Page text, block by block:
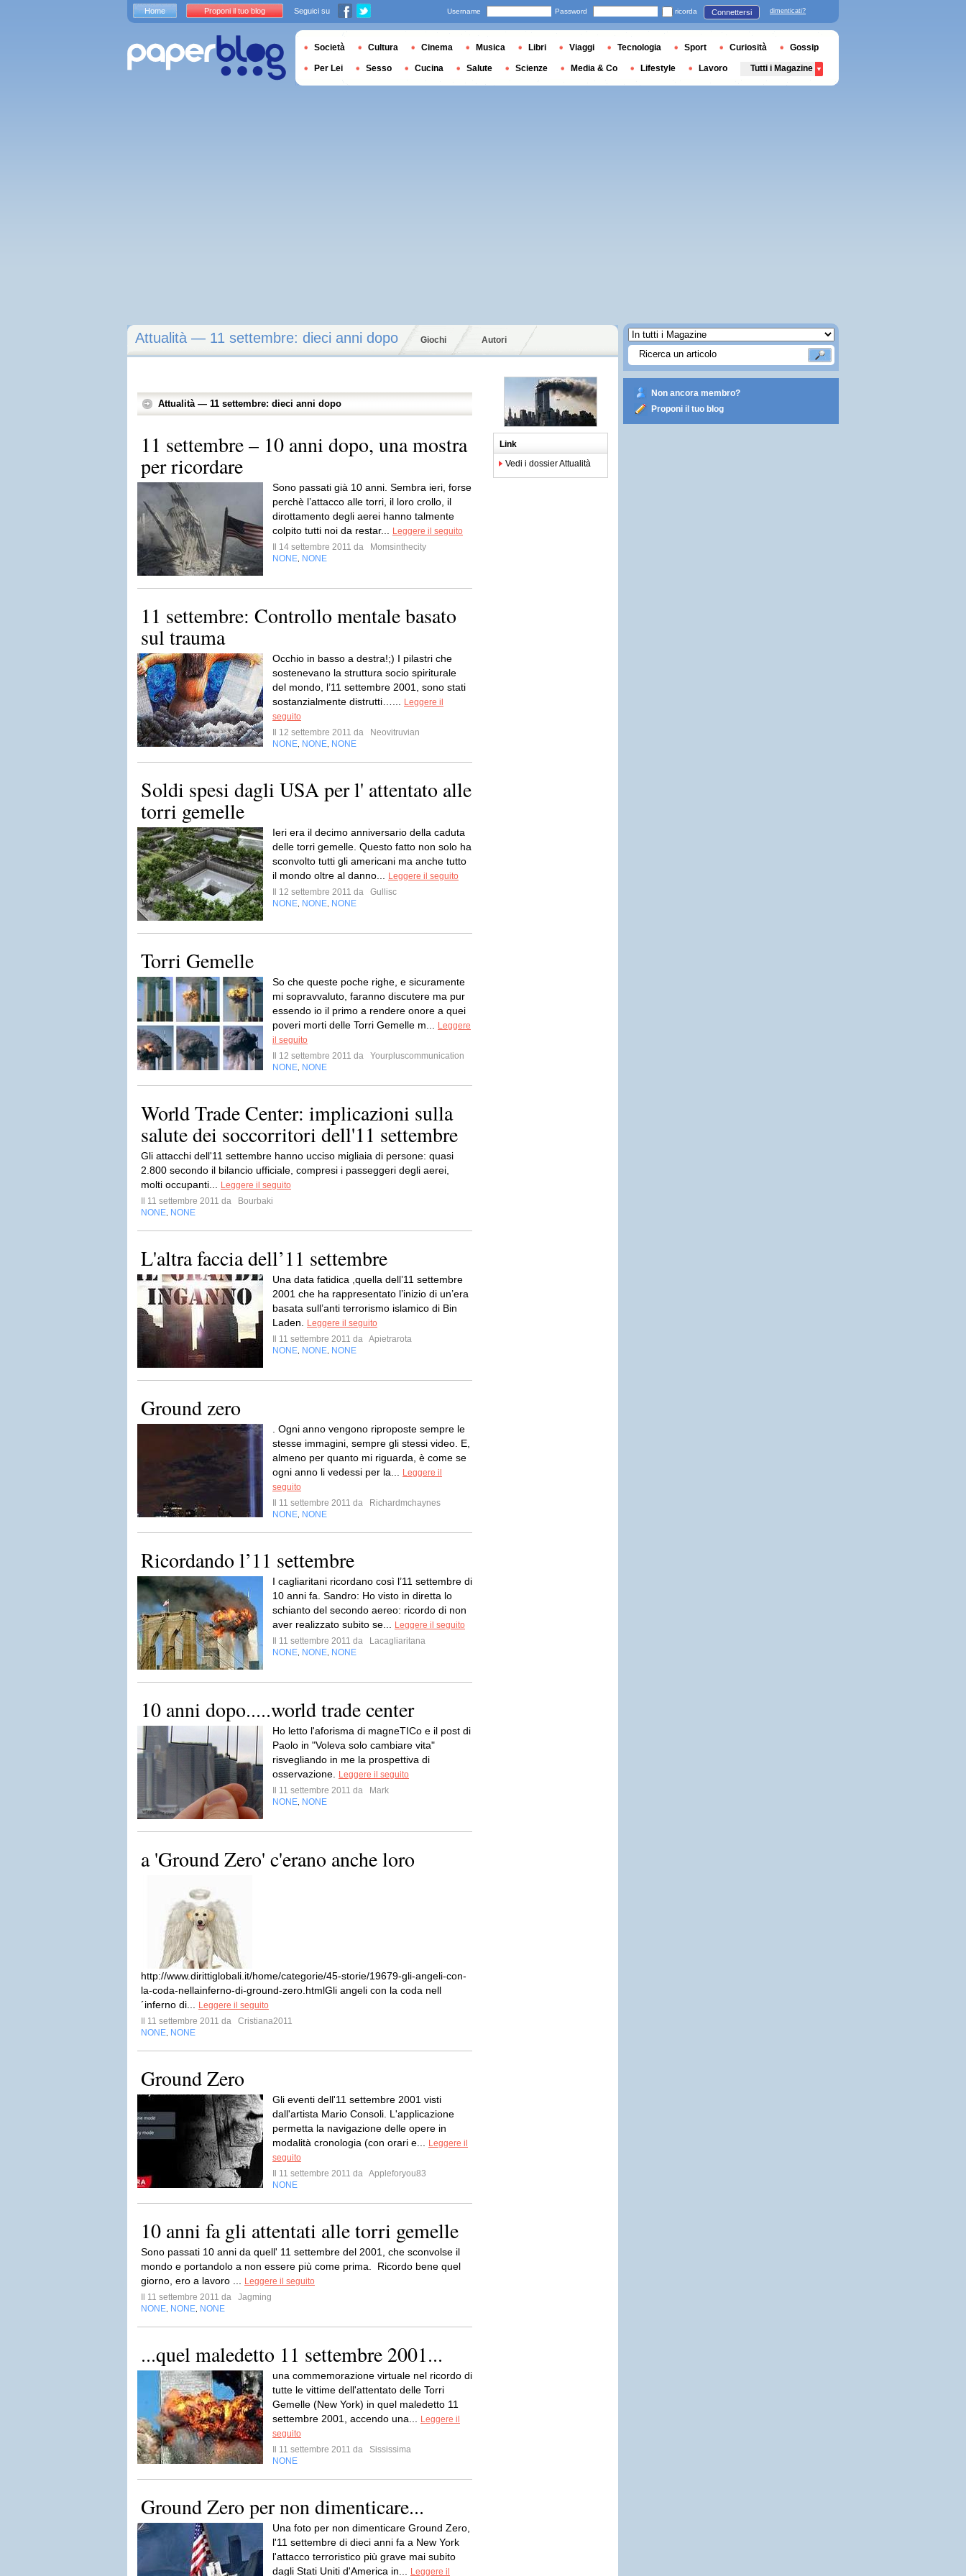
Attualità — 11 settembre: dieci anni dopo Giochi Autori
Attualità — 11 settembre: dieci anni dopo
11 settembre – 10 anni dopo, una mostra
per ricordare
Sono passati già 10 anni. Sembra ieri, forse
perchè l’attacco alle torri, il loro crollo, il
dirottamento degli aerei hanno talmente
colpito tutti noi da restar...
Leggere il seguito
Il 14 settembre 2011 da
Momsinthecity
NONE NONE
11 settembre: Controllo mentale basato
sul trauma
Occhio in basso a destra!;) I pilastri che
sostenevano la struttura socio spiriturale
del mondo, l’11 settembre 2001, sono stati
sostanzialmente distrutti…...
Leggere il
seguito
Il 12 settembre 2011 da
Neovitruvian
NONE NONE NONE
Soldi spesi dagli USA per l' attentato alle
torri gemelle
Ieri era il decimo anniversario della caduta
delle torri gemelle. Questo fatto non solo ha
sconvolto tutti gli americani ma anche tutto
il mondo oltre al danno...
Leggere il seguito
Il 12 settembre 2011 da
Gullisc
NONE NONE NONE
Torri Gemelle
So che queste poche righe, e sicuramente
mi sopravvaluto, faranno discutere ma pur
essendo io il primo a rendere onore a quei
poveri morti delle Torri Gemelle m...
Leggere
il seguito
Il 12 settembre 2011 da
Yourpluscommunication
NONE NONE
World Trade Center: implicazioni sulla
salute dei soccorritori dell'11 settembre
Gli attacchi dell'11 settembre hanno ucciso migliaia di persone: quasi
2.800 secondo il bilancio ufficiale, compresi i passeggeri degli aerei,
molti occupanti...
Leggere il seguito
Il 11 settembre 2011 da
Bourbaki
NONE NONE
L'altra faccia dell’11 settembre
Una data fatidica ,quella dell’11 settembre
2001 che ha rappresentato l’inizio di un’era
basata sull’anti terrorismo islamico di Bin
Laden.
Leggere il seguito
Il 11 settembre 2011 da Apietrarota
NONE NONE NONE
Ground zero
. Ogni anno vengono riproposte sempre le
stesse immagini, sempre gli stessi video. E,
almeno per quanto mi riguarda, è come se
ogni anno li vedessi per la...
Leggere il
seguito
Il 11 settembre 2011 da
Richardmchaynes
NONE NONE
Ricordando l’11 settembre
I cagliaritani ricordano così l’11 settembre di
10 anni fa. Sandro: Ho visto in diretta lo
schianto del secondo aereo: ricordo di non
aver realizzato subito se...
Leggere il seguito
Il 11 settembre 2011 da
Lacagliaritana
NONE NONE NONE
10 anni dopo.....world trade center
Ho letto l'aforisma di magneTICo e il post di
Paolo in "Voleva solo cambiare vita"
risvegliando in me la prospettiva di
osservazione.
Leggere il seguito
Il 11 settembre 2011 da
Mark
NONE NONE
a 'Ground Zero' c'erano anche loro
http://www.dirittiglobali.it/home/categorie/45-storie/19679-gli-angeli-con-
la-coda-nellainferno-di-ground-zero.htmlGli angeli con la coda nell
´inferno di...
Leggere il seguito
Il 11 settembre 2011 da
Cristiana2011
NONE NONE
Ground Zero
Gli eventi dell'11 settembre 2001 visti
dall'artista Mario Consoli. L'applicazione
permetta la navigazione delle opere in
modalità cronologia (con orari e...
Leggere il
seguito
Il 11 settembre 2011 da Appleforyou83
NONE
10 anni fa gli attentati alle torri gemelle
Sono passati 10 anni da quell' 11 settembre del 2001, che sconvolse il
mondo e portandolo a non essere più come prima. Ricordo bene quel
giorno, ero a lavoro ...
Leggere il seguito
Il 11 settembre 2011 da
Jagming
NONE NONE NONE
...quel maledetto 11 settembre 2001...
una commemorazione virtuale nel ricordo di
tutte le vittime dell'attentato delle Torri
Gemelle (New York) in quel maledetto 11
settembre 2001, accendo una...
Leggere il
seguito
Il 11 settembre 2011 da
Sississima
NONE
Ground Zero per non dimenticare...
Una foto per non dimenticare Ground Zero,
l'11 settembre di dieci anni fa a New York
l'attacco terroristico più grave mai subito
dagli Stati Uniti d'America in...
Leggere il
Link
Vedi i dossier Attualità
Non ancora membro?
Proponi il tuo blog
Home Proponi il tuo blog Seguici su Username Password ricorda Connettersi dimenticati?
Società Cultura Cinema Musica Libri Viaggi Tecnologia Sport Curiosità Gossip
Per Lei Sesso Cucina Salute Scienze Media & Co Lifestyle Lavoro Tutti i Magazine